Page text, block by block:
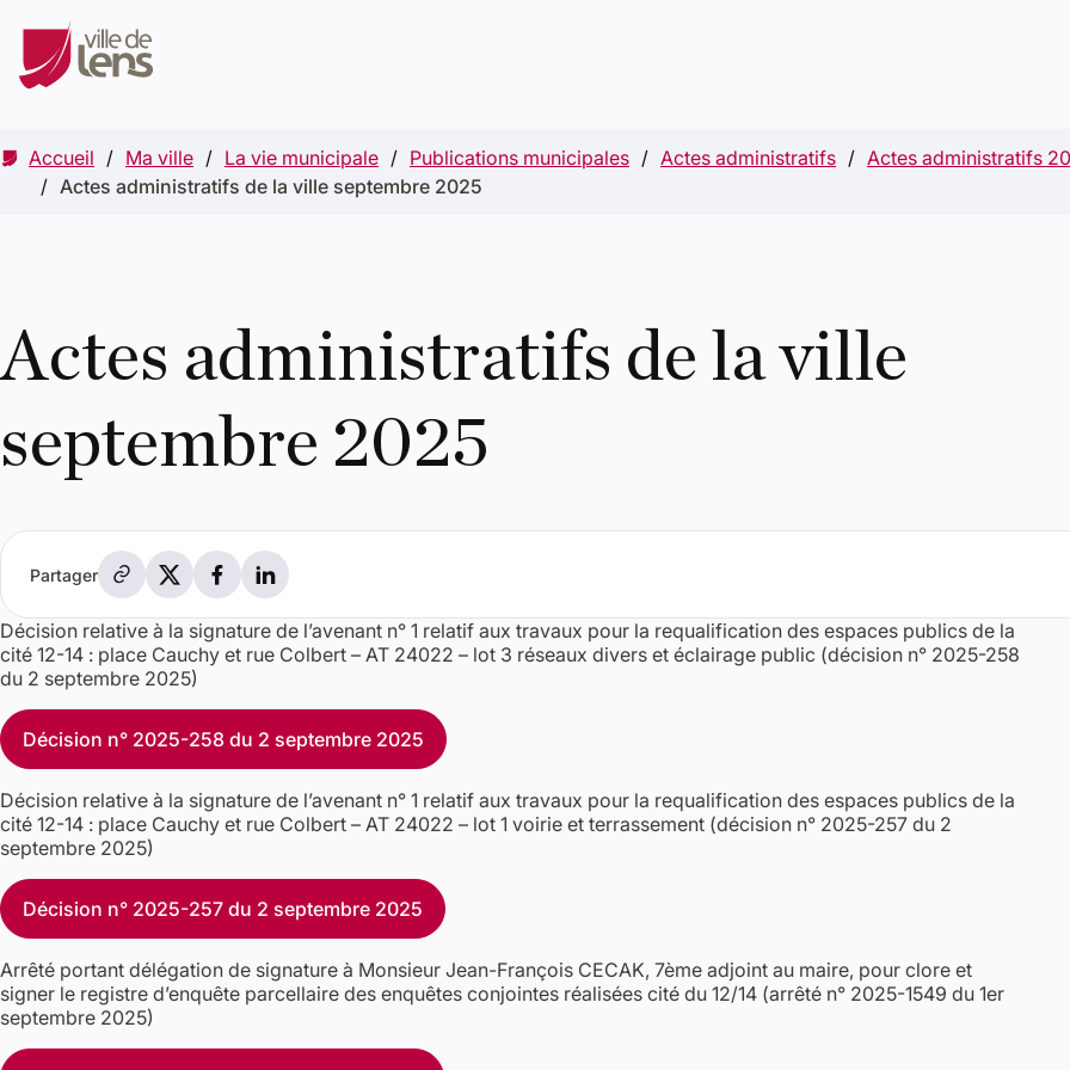
Accueil Ma ville La vie municipale Publications municipales Actes administratifs
Actes administratifs
Actes administratifs de la ville septembre 2025
Actes administratifs de la ville
septembre 2025
PartagerPartager par e-mail
Partager sur X
Partager sur Facebook
Partager sur LinkedIn
Décision relative à la signature de l’avenant n° 1 relatif aux travaux pour la requalification des espaces publics de la
cité 12-14 : place Cauchy et rue Colbert – AT 24022 – lot 3 réseaux divers et éclairage public (décision n° 2025-258
du 2 septembre 2025)
Décision n° 2025-258 du 2 septembre 2025
Décision relative à la signature de l’avenant n° 1 relatif aux travaux pour la requalification des espaces publics de la
cité 12-14 : place Cauchy et rue Colbert – AT 24022 – lot 1 voirie et terrassement (décision n° 2025-257 du 2
septembre 2025)
Décision n° 2025-257 du 2 septembre 2025
Arrêté portant délégation de signature à Monsieur Jean-François CECAK, 7ème adjoint au maire, pour clore et
signer le registre d’enquête parcellaire des enquêtes conjointes réalisées cité du 12/14 (arrêté n° 2025-1549 du 1er
septembre 2025)